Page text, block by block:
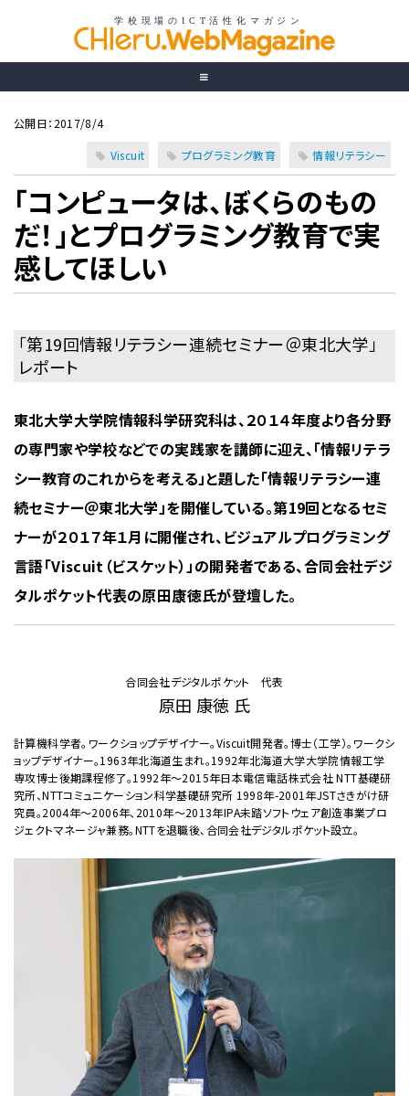
公開日：2017/8/4
Viscuit プログラミング教育 情報リテラシー
「コンピュータは、ぼくらのもの
だ！」とプログラミング教育で実
感してほしい
「第19回情報リテラシー連続セミナー＠東北大学」
レポート
東北大学大学院情報科学研究科は、２０１４年度より各分野
の専門家や学校などでの実践家を講師に迎え、「情報リテラ
シー教育のこれからを考える」と題した「情報リテラシー連
続セミナー＠東北大学」を開催している。第19回となるセミ
ナーが２０１７年１月に開催され、ビジュアルプログラミング
言語「Viscuit（ビスケット）」の開発者である、合同会社デジ
タルポケット代表の原田康徳氏が登壇した。
合同会社デジタルポケット 代表
原田 康徳 氏
計算機科学者。ワークショップデザイナー。Viscuit開発者。博士（工学）。ワークシ
ョップデザイナー。1963年北海道生まれ。1992年北海道大学大学院情報工学
専攻博士後期課程修了。1992年〜2015年日本電信電話株式会社 NTT基礎研
究所、NTTコミュニケーション科学基礎研究所 1998年-2001年JSTさきがけ研
究員。2004年〜2006年、2010年〜2013年IPA未踏ソフトウェア創造事業プロ
ジェクトマネージャ兼務。NTTを退職後、合同会社デジタルポケット設立。